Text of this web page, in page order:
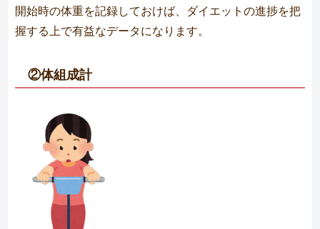
開始時の体重を記録しておけば、ダイエットの進捗を把
握する上で有益なデータになります。
②体組成計